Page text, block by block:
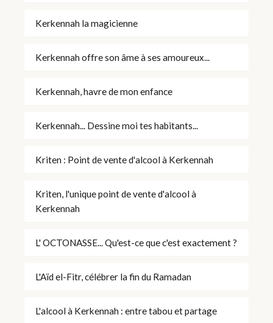
Kerkennah la magicienne
Kerkennah offre son âme à ses amoureux...
Kerkennah, havre de mon enfance
Kerkennah... Dessine moi tes habitants...
Kriten : Point de vente d'alcool à Kerkennah
Kriten, l'unique point de vente d'alcool à
Kerkennah
L' OCTONASSE... Qu'est-ce que c'est exactement ?
L'Aïd el-Fitr, célébrer la fin du Ramadan
L'alcool à Kerkennah : entre tabou et partage